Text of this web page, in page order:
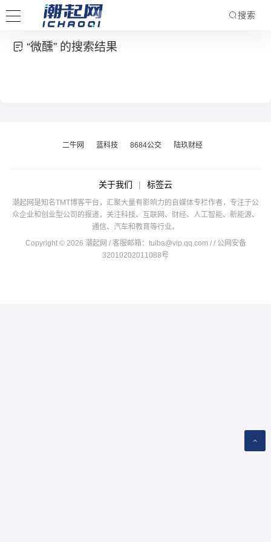
搜索
“微醺” 的搜索结果
二牛网 蓝科技 8684公交 陆玖财经
关于我们 | 标签云
潮起网是知名TMT博客平台，汇聚大量有影响力的自媒体专栏作者，专注于公
众企业和创业型公司的报道，关注科技、互联网、财经、人工智能、新能源、
通信、汽车和教育等行业。
Copyright © 2026 潮起网 / 客服邮箱： tuiba@vip.qq.com / / 公网安备
32010202011088号